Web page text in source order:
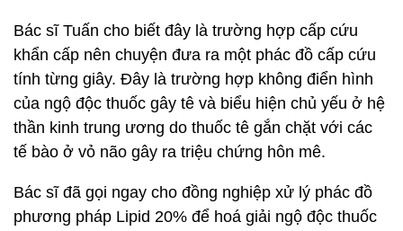
Bác sĩ Tuấn cho biết đây là trường hợp cấp cứu
khẩn cấp nên chuyện đưa ra một phác đồ cấp cứu
tính từng giây. Đây là trường hợp không điển hình
của ngộ độc thuốc gây tê và biểu hiện chủ yếu ở hệ
thần kinh trung ương do thuốc tê gắn chặt với các
tế bào ở vỏ não gây ra triệu chứng hôn mê.
Bác sĩ đã gọi ngay cho đồng nghiệp xử lý phác đồ
phương pháp Lipid 20% để hoá giải ngộ độc thuốc